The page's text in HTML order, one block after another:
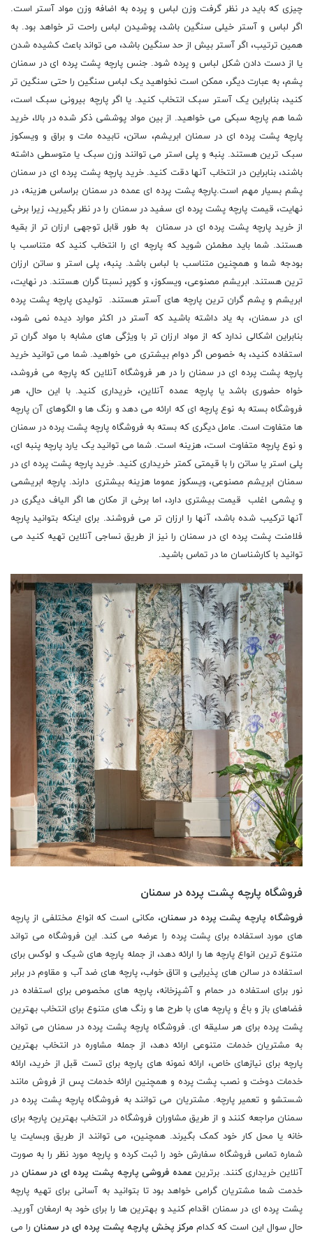
چیزی که باید در نظر گرفت وزن لباس و پرده به اضافه وزن مواد آستر است.
اگر لباس و آستر خیلی سنگین باشد، پوشیدن لباس راحت تر خواهد بود. به
همین ترتیب، اگر آستر بیش از حد سنگین باشد، می تواند باعث کشیده شدن
یا از دست دادن شکل لباس و پرده شود. جنس پارچه پشت پرده ای در سمنان
پشم، به عبارت دیگر، ممکن است نخواهید یک لباس سنگین را حتی سنگین تر
کنید، بنابراین یک آستر سبک انتخاب کنید. یا اگر پارچه بیرونی سبک است،
شما هم پارچه سبکی می خواهید. از بین مواد پوششی ذکر شده در بالا، خرید
پارچه پشت پرده ای در سمنان ابریشم، ساتن، تابیده مات و براق و ویسکوز
سبک ترین هستند. پنبه و پلی استر می توانند وزن سبک یا متوسطی داشته
باشند، بنابراین در انتخاب آنها دقت کنید. خرید پارچه پشت پرده ای در سمنان
پشم بسیار مهم است.پارچه پشت پرده ای عمده در سمنان براساس هزینه، در
نهایت، قیمت پارچه پشت پرده ای سفید در سمنان را در نظر بگیرید، زیرا برخی
از خرید پارچه پشت پرده ای در سمنان به طور قابل توجهی ارزان تر از بقیه
هستند. شما باید مطمئن شوید که پارچه ای را انتخاب کنید که متناسب با
بودجه شما و همچنین متناسب با لباس باشد. پنبه، پلی استر و ساتن ارزان
ترین هستند. ابریشم مصنوعی، ویسکوز، و کوپر نسبتا گران هستند. در نهایت،
ابریشم و پشم گران ترین پارچه های آستر هستند. تولیدی پارچه پشت پرده
ای در سمنان، به یاد داشته باشید که آستر در اکثر موارد دیده نمی شود،
بنابراین اشکالی ندارد که از مواد ارزان تر با ویژگی های مشابه با مواد گران تر
استفاده کنید، به خصوص اگر دوام بیشتری می خواهید. شما می توانید خرید
پارچه پشت پرده ای در سمنان را در هر فروشگاه آنلاین که پارچه می فروشد،
خواه حضوری باشد یا پارچه عمده آنلاین، خریداری کنید. با این حال، هر
فروشگاه بسته به نوع پارچه ای که ارائه می دهد و رنگ ها و الگوهای آن پارچه
ها متفاوت است. عامل دیگری که بسته به فروشگاه پارچه پشت پرده در سمنان
و نوع پارچه متفاوت است، هزینه است. شما می توانید یک یارد پارچه پنبه ای،
پلی استر یا ساتن را با قیمتی کمتر خریداری کنید. خرید پارچه پشت پرده ای در
سمنان ابریشم مصنوعی، ویسکوز عموما هزینه بیشتری دارند. پارچه ابریشمی
و پشمی اغلب قیمت بیشتری دارد، اما برخی از مکان ها اگر الیاف دیگری در
آنها ترکیب شده باشد، آنها را ارزان تر می فروشند. برای اینکه بتوانید پارچه
فلامنت پشت پرده ای در سمنان را نیز از طریق نساجی آنلاین تهیه کنید می
توانید با کارشناسان ما در تماس باشید.
فروشگاه پارچه پشت پرده در سمنان
فروشگاه پارچه پشت پرده در سمنان، مکانی است که انواع مختلفی از پارچه
های مورد استفاده برای پشت پرده را عرضه می کند. این فروشگاه می تواند
متنوع ترین انواع پارچه ها را ارائه دهد، از جمله پارچه های شیک و لوکس برای
استفاده در سالن های پذیرایی و اتاق خواب، پارچه های ضد آب و مقاوم در برابر
نور برای استفاده در حمام و آشپزخانه، پارچه های مخصوص برای استفاده در
فضاهای باز و باغ و پارچه های با طرح ها و رنگ های متنوع برای انتخاب بهترین
پشت پرده برای هر سلیقه ای. فروشگاه پارچه پشت پرده در سمنان می تواند
به مشتریان خدمات متنوعی ارائه دهد، از جمله مشاوره در انتخاب بهترین
پارچه برای نیازهای خاص، ارائه نمونه های پارچه برای تست قبل از خرید، ارائه
خدمات دوخت و نصب پشت پرده و همچنین ارائه خدمات پس از فروش مانند
شستشو و تعمیر پارچه. مشتریان می توانند به فروشگاه پارچه پشت پرده در
سمنان مراجعه کنند و از طریق مشاوران فروشگاه در انتخاب بهترین پارچه برای
خانه یا محل کار خود کمک بگیرند. همچنین، می توانند از طریق وبسایت یا
شماره تماس فروشگاه سفارش خود را ثبت کرده و پارچه مورد نظر را به صورت
آنلاین خریداری کنند. برترین عمده فروشی پارچه پشت پرده ای در سمنان در
خدمت شما مشتریان گرامی خواهد بود تا بتوانید به آسانی برای تهیه پارچه
پشت پرده ای در سمنان اقدام کنید و بهترین ها را برای خود به ارمغان آورید.
حال سوال این است که کدام مرکز پخش پارچه پشت پرده ای در سمنان را می